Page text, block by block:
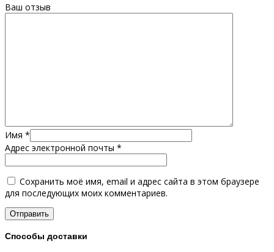
Ваш отзыв
Имя *
Адрес электронной почты *
Сохранить моё имя, email и адрес сайта в этом браузере
для последующих моих комментариев.
Способы доставки